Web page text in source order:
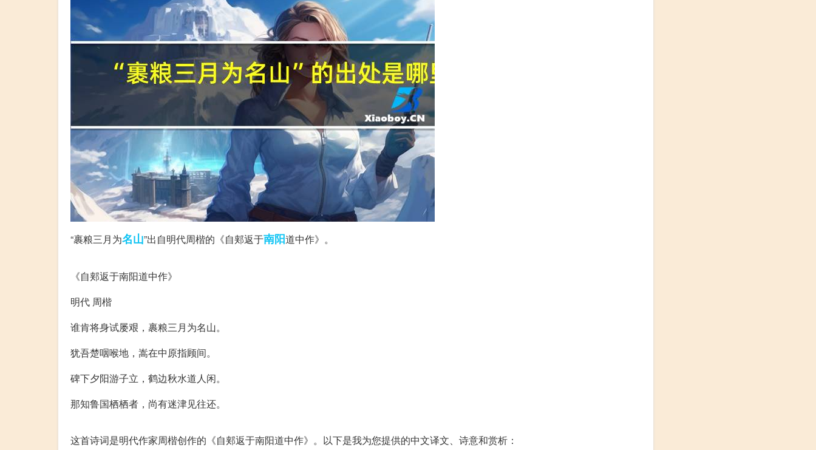
“裹粮三月为名山”出自明代周楷的《自郏返于南阳道中作》。
《自郏返于南阳道中作》
明代 周楷
谁肯将身试屡艰，裹粮三月为名山。
犹吾楚咽喉地，嵩在中原指顾间。
碑下夕阳游子立，鹤边秋水道人闲。
那知鲁国栖栖者，尚有迷津见往还。
这首诗词是明代作家周楷创作的《自郏返于南阳道中作》。以下是我为您提供的中文译文、诗意和赏析：